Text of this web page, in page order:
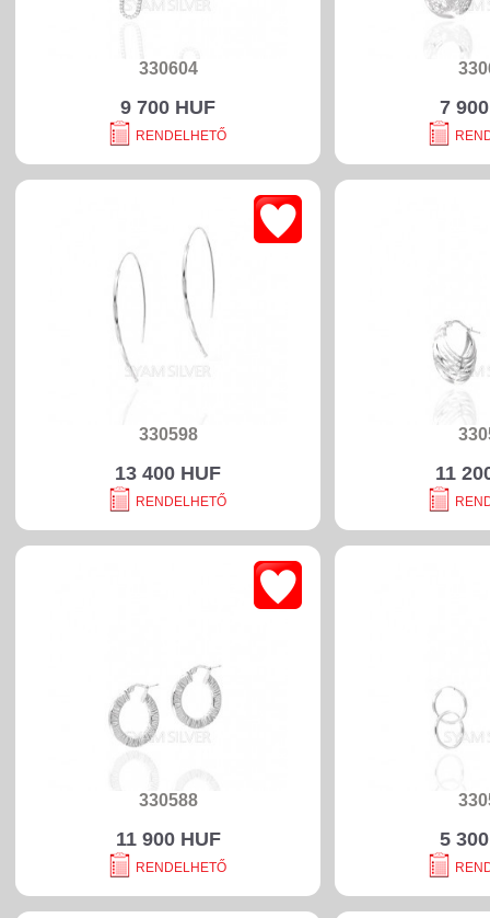
330604
9 700 HUF
RENDELHETŐ
7
330598
13 400 HUF
RENDELHETŐ
11
330588
11 900 HUF
RENDELHETŐ
5